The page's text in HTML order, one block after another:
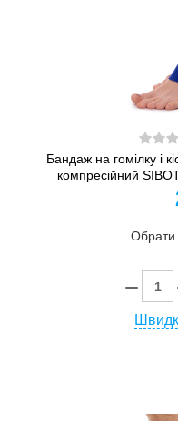
Бандаж на гомілку і
компресійний
Обрати